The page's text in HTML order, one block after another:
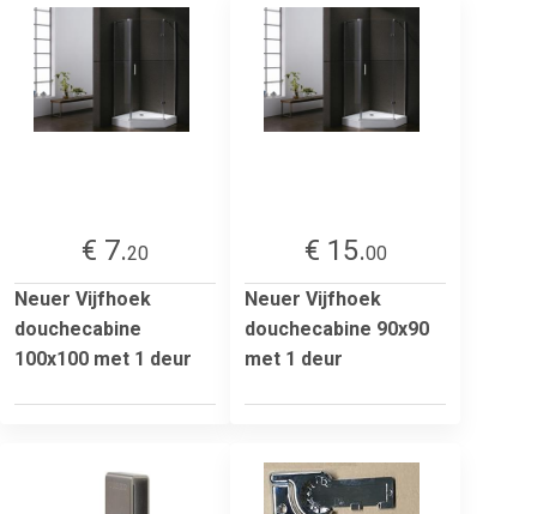
€ 7.20
Neuer Vijfhoek
douchecabine
100x100 met 1 deur
€ 15.00
Neuer Vijfhoek
douchecabine 90x90
met 1 deur